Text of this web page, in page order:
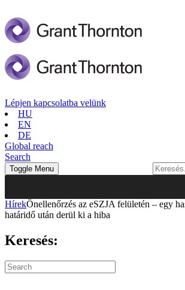
Lépjen kapcsolatba velünk
HU
EN
DE
Global reach
Search
Toggle Menu
HírekÖnellenőrzés az eSZJA felületén – egy
határidő után derül ki a hiba
Keresés: